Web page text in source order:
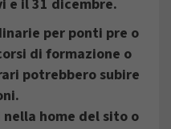
e il 31 dicembre.
per ponti pre o
di formazione o
potrebbero subire
home del sito o